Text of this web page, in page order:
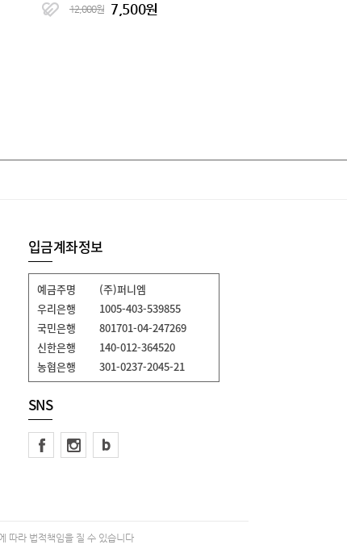
12,000원 7,500원
입금계좌정보
예금주명
(주)퍼니엠
우리은행
1005-403-539855
국민은행
801701-04-247269
신한은행
140-012-364520
농협은행
301-0237-2045-21
SNS
따라 법적책임을 질 수 있습니다